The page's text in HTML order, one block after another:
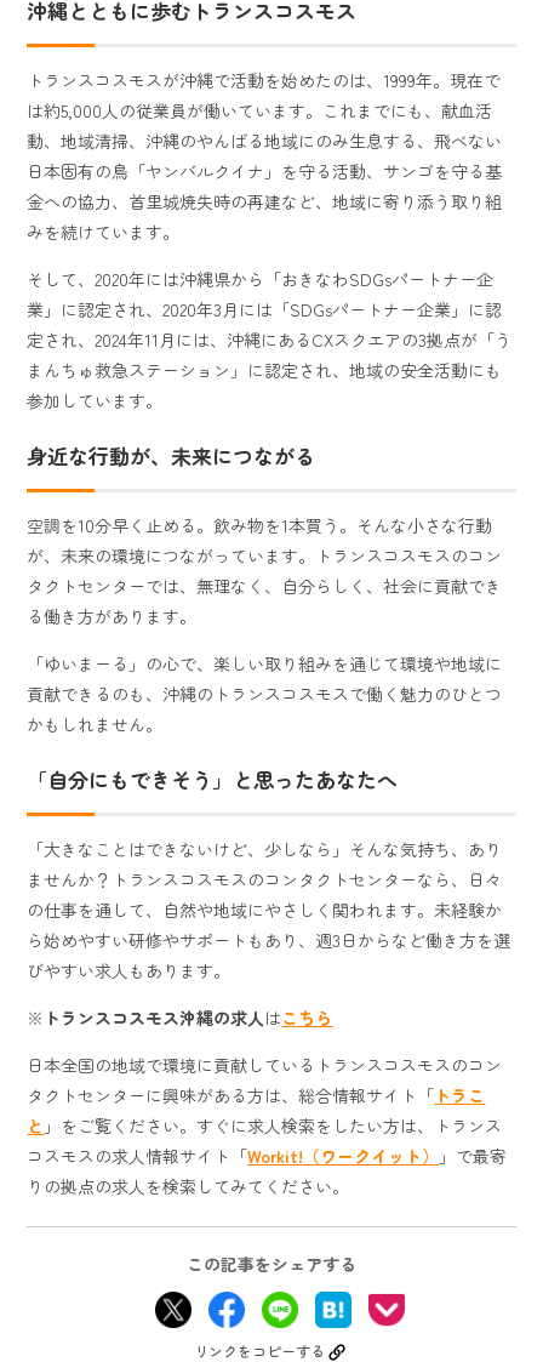
沖縄とともに歩むトランスコスモス
トランスコスモスが沖縄で活動を始めたのは、1999年。現在で
は約5,000人の従業員が働いています。これまでにも、献血活
動、地域清掃、沖縄のやんばる地域にのみ生息する、飛べない
日本固有の鳥「ヤンバルクイナ」を守る活動、サンゴを守る基
金への協力、首里城焼失時の再建など、地域に寄り添う取り組
みを続けています。
そして、2020年には沖縄県から「おきなわSDGsパートナー企
業」に認定され、2020年3月には「SDGsパートナー企業」に認
定され、2024年11月には、沖縄にあるCXスクエアの3拠点が「う
まんちゅ救急ステーション」に認定され、地域の安全活動にも
参加しています。
身近な行動が、未来につながる
空調を10分早く止める。飲み物を1本買う。そんな小さな行動
が、未来の環境につながっています。トランスコスモスのコン
タクトセンターでは、無理なく、自分らしく、社会に貢献でき
る働き方があります。
「ゆいまーる」の心で、楽しい取り組みを通じて環境や地域に
貢献できるのも、沖縄のトランスコスモスで働く魅力のひとつ
かもしれません。
「自分にもできそう」と思ったあなたへ
「大きなことはできないけど、少しなら」そんな気持ち、あり
ませんか？トランスコスモスのコンタクトセンターなら、日々
の仕事を通して、自然や地域にやさしく関われます。未経験か
ら始めやすい研修やサポートもあり、週3日からなど働き方を選
びやすい求人もあります。
※ トランスコスモス沖縄の求人 はこちら
日本全国の地域で環境に貢献しているトランスコスモスのコン
タクトセンターに興味がある方は、総合情報サイト「 トラこ
と 」をご覧ください。すぐに求人検索をしたい方は、トランス
コスモスの求人情報サイト「Workit!（ワークイット）
」で最寄
りの拠点の求人を検索してみてください。
この記事をシェアする
リンクをコピーする